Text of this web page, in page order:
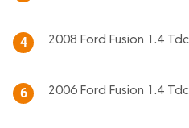
4 2008 Ford Fusion 1.4
6 2006 Ford Fusion 1.4